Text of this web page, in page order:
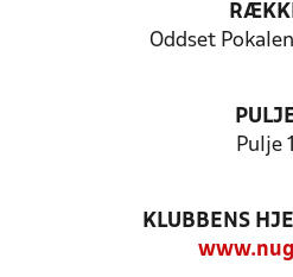
Oddset
Pulje 1
KLUBBENS